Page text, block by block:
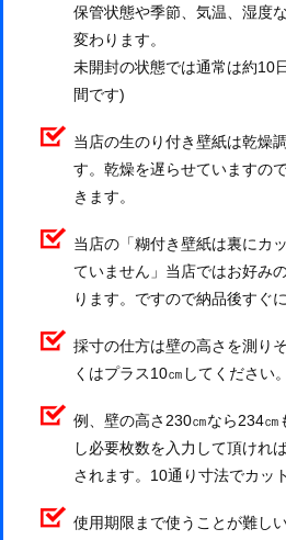
保管状態や季節、気温、湿度
変わります。
未開封の状態では通常は約10
間です)
当店の生のり付き壁紙は乾燥
す。乾燥を遅らせていますの
きます。
当店の「糊付き壁紙は裏にカ
ていません」当店ではお好み
ります。ですので納品後すぐ
採寸の仕方は壁の高さを測り
くはプラス10㎝してください。
例、壁の高さ230㎝なら234㎝
し必要枚数を入力して頂けれ
されます。10通り寸法でカッ
使用期限まで使うことが難し